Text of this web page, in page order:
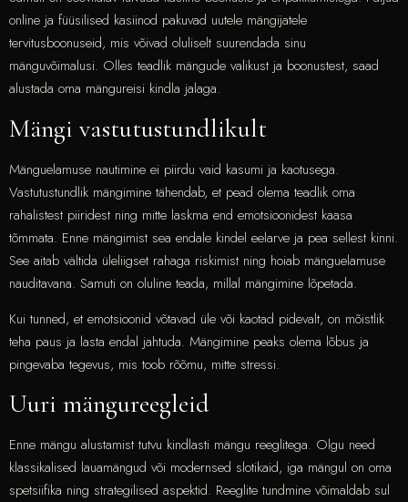
online ja füüsilised kasiinod pakuvad uutele mängijatele
tervitusboonuseid, mis võivad oluliselt suurendada sinu
mänguvõimalusi. Olles teadlik mängude valikust ja boonustest, saad
alustada oma mängureisi kindla jalaga.
Mängi vastutustundlikult
Mänguelamuse nautimine ei piirdu vaid kasumi ja kaotusega.
Vastutustundlik mängimine tähendab, et pead olema teadlik oma
rahalistest piiridest ning mitte laskma end emotsioonidest kaasa
tõmmata. Enne mängimist sea endale kindel eelarve ja pea sellest kinni.
See aitab vältida üleliigset rahaga riskimist ning hoiab mänguelamuse
nauditavana. Samuti on oluline teada, millal mängimine lõpetada.
Kui tunned, et emotsioonid võtavad üle või kaotad pidevalt, on mõistlik
teha paus ja lasta endal jahtuda. Mängimine peaks olema lõbus ja
pingevaba tegevus, mis toob rõõmu, mitte stressi.
Uuri mängureegleid
Enne mängu alustamist tutvu kindlasti mängu reeglitega. Olgu need
klassikalised lauamängud või modernsed slotikaid, iga mängul on oma
spetsiifika ning strategilised aspektid. Reeglite tundmine võimaldab sul